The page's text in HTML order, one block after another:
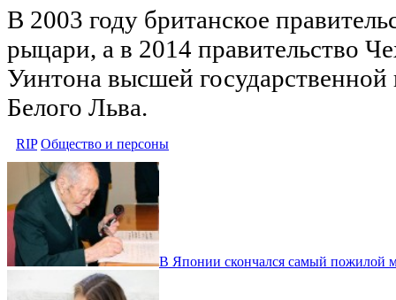
В 2003 году британское
рыцари, а в 2014 правительство
Уинтона высшей
Белого Льва.
RIP Общество и персоны
В Японии скончался самый пожилой